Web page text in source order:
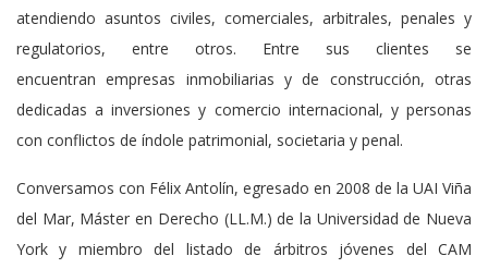
atendiendo asuntos civiles, comerciales, arbitrales, penales y
regulatorios, entre otros. Entre sus clientes se
encuentran empresas inmobiliarias y de construcción, otras
dedicadas a inversiones y comercio internacional, y personas
con conflictos de índole patrimonial, societaria y penal.
Conversamos con Félix Antolín, egresado en 2008 de la UAI Viña
del Mar, Máster en Derecho (LL.M.) de la Universidad de Nueva
York y miembro del listado de árbitros jóvenes del CAM